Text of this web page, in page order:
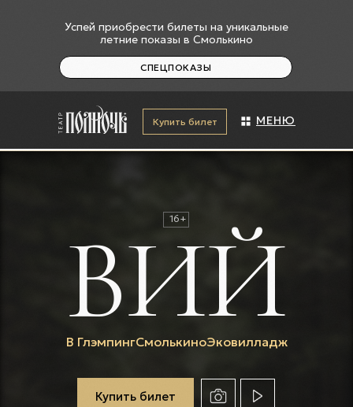
СПЕЦПОКАЗЫ
Успей приобрести билеты на уникальные
летние показы в Смолькино
МЕНЮ
Купить билет
г. Сызрань, ул.Ульяновская
2"Б"
+7 (927) 601-87-69
ВИЙ
Купить билет
16+
В ГлэмпингСмолькиноЭковилладж